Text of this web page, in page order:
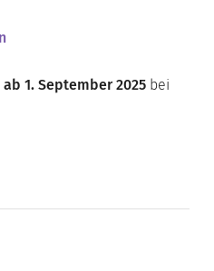
ab 1. September 2025bei